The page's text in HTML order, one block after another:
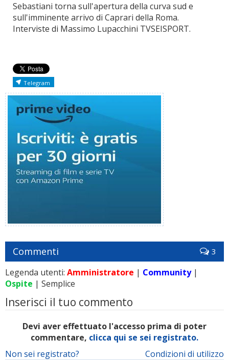
Sebastiani torna sull'apertura della curva sud e
sull'imminente arrivo di Caprari della Roma.
Interviste di Massimo Lupacchini TVSEISPORT.
Telegram
Commenti 3
Legenda utenti: Amministratore | Community|
Ospite | Semplice
Inserisci il tuo commento
Devi aver effettuato l'accesso prima di poter
commentare, clicca qui se sei registrato.
Condizioni di utilizzo
Non sei registrato?